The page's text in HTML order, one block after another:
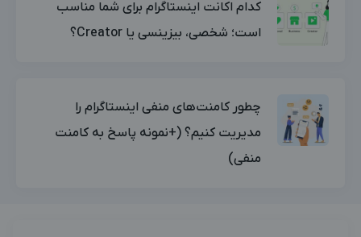
کدام اکانت اینستاگرام برای شما مناسب
است؛ شخصی، بیزینسی یا Creator؟
چطور کامنت‌های منفی اینستاگرام را
مدیریت کنیم؟ (+نمونه پاسخ به کامنت
منفی)